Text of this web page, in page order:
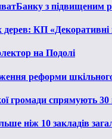
з підвищеним
КП «Декоративні
на Подолі
реформи
громади спрямують 30
ніж 10 закладів